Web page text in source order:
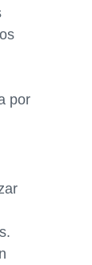
por